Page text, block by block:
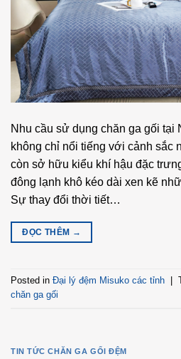
Nhu cầu sử dụng chăn ga gối tại
không chỉ nổi tiếng với cảnh sắc
còn sở hữu kiểu khí hậu đặc
đông lạnh khô kéo dài xen kẽ
Sự thay đổi thời tiết…
ĐỌC THÊM →
Posted in Đại lý đệm Misuko các tỉnh
chăn ga gối
TIN TỨC CHĂN GA GỐI ĐỆM